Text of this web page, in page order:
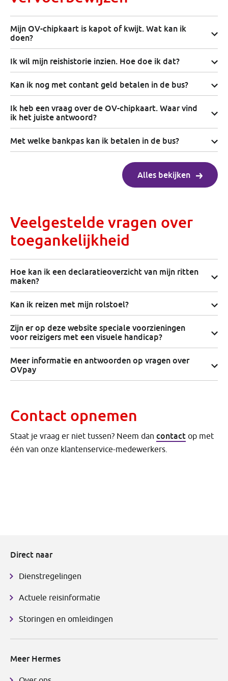
Mijn OV-chipkaart is kapot of kwijt. Wat kan ik
doen?
Ik wil mijn reishistorie inzien. Hoe doe ik dat?
Kan ik nog met contant geld betalen in de bus?
Ik heb een vraag over de OV-chipkaart. Waar vind
ik het juiste antwoord?
Met welke bankpas kan ik betalen in de bus?
Alles bekijken
Veelgestelde vragen over
toegankelijkheid
Hoe kan ik een declaratieoverzicht van mijn ritten
maken?
Kan ik reizen met mijn rolstoel?
Zijn er op deze website speciale voorzieningen
voor reizigers met een visuele handicap?
Meer informatie en antwoorden op vragen over
OVpay
Contact opnemen
Staat je vraag er niet tussen? Neem dan contact op met
één van onze klantenservice-medewerkers.
Direct naar
Dienstregelingen
Actuele reisinformatie
Storingen en omleidingen
Meer Hermes